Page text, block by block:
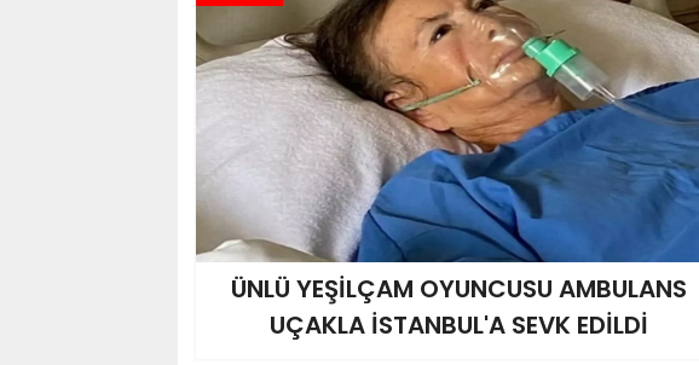
ÜNLÜ YEŞİLÇAM OYUNCUSU AMBULANS
UÇAKLA İSTANBUL'A SEVK EDİLDİ